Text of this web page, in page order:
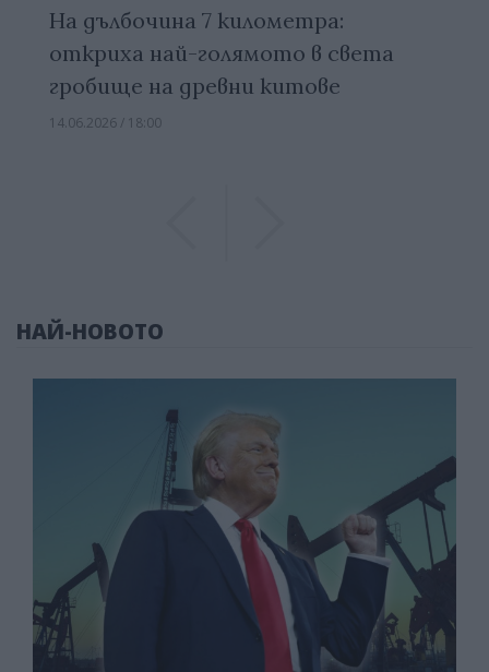
На дълбочина 7 километра:
откриха най-голямото в света
гробище на древни китове
14.06.2026 / 18:00
НАЙ-НОВОТО